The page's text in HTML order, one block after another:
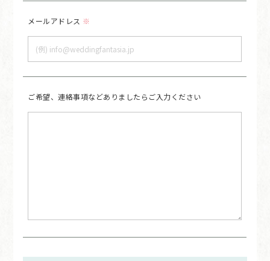
メールアドレス ※
ご希望、連絡事項などありましたら ご入力ください